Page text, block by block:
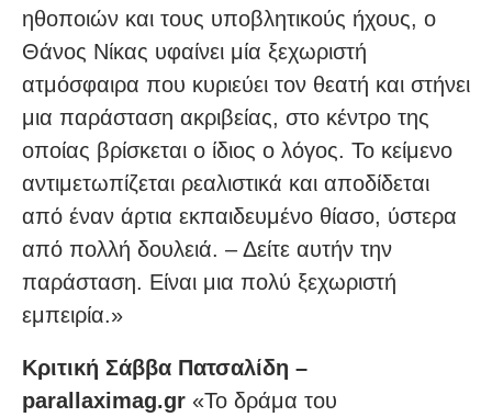
ηθοποιών και τους υποβλητικούς ήχους, ο
Θάνος Νίκας υφαίνει μία ξεχωριστή
ατμόσφαιρα που κυριεύει τον θεατή και στήνει
μια παράσταση ακριβείας, στο κέντρο της
οποίας βρίσκεται ο ίδιος ο λόγος. Το κείμενο
αντιμετωπίζεται ρεαλιστικά και αποδίδεται
από έναν άρτια εκπαιδευμένο θίασο, ύστερα
από πολλή δουλειά. – Δείτε αυτήν την
παράσταση. Είναι μια πολύ ξεχωριστή
εμπειρία.»
Κριτική Σάββα Πατσαλίδη –
parallaximag.gr «Το δράμα του